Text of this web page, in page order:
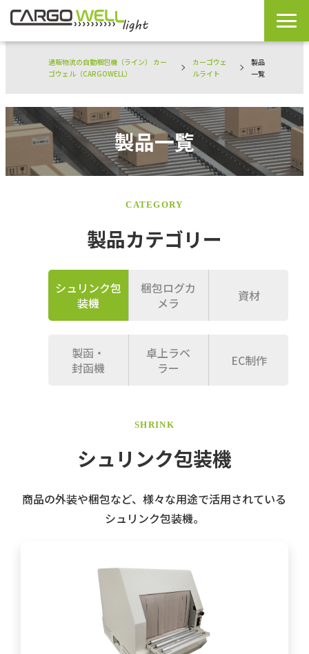
通販物流の自動梱包機（ライン） カー
ゴウェル（CARGOWELL）
カーゴウェ
ルライト
製品
一覧
製品一覧
CATEGORY
製品カテゴリー
シュリンク包
装機
梱包ログカ
メラ
資材
製函・
封函機
卓上ラベ
ラー
EC制作
SHRINK
シュリンク包装機
商品の外装や梱包など、様々な用途で活用されている
シュリンク包装機。